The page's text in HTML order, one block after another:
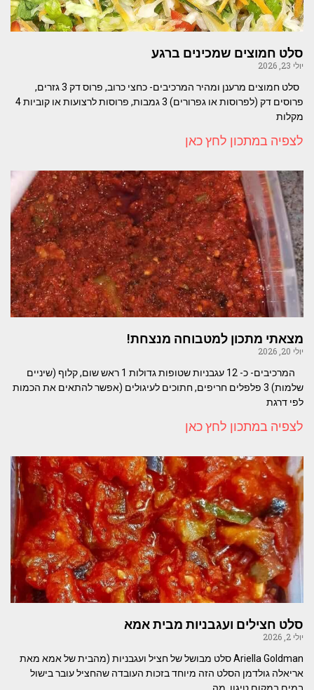
סלט חמוצים שמכינים ברגע
יולי 23, 2026
סלט חמוצים מרענן ומהיר המרכיבים- כחצי כרוב, פרוס דק 3 גזרים,
פרוסים דק (לפרוסות או גפרורים) 3 גמבות, פרוסות לרצועות או קוביות 4
מקלות
לצפיה במתכון לחץ כאן
מצאתי מתכון למטבוחה מנצחת!
יולי 20, 2026
המרכיבים- כ- 12 עגבניות שטופות גדולות 1 ראש שום, קלוף (שיניים
שלמות) 3 פלפלים חריפים, חתוכים לעיגולים (אפשר להתאים את הכמות
לפי דרגת
לצפיה במתכון לחץ כאן
סלט חצילים ועגבניות מבית אמא
יולי 2, 2026
Ariella Goldman סלט מבושל של חציל ועגבניות (מהבית של אמא מאת
אריאלה גולדמן הסלט הזה מיוחד בזכות העובדה שהחציל עובר בישול
במים במקום טיגון, מה